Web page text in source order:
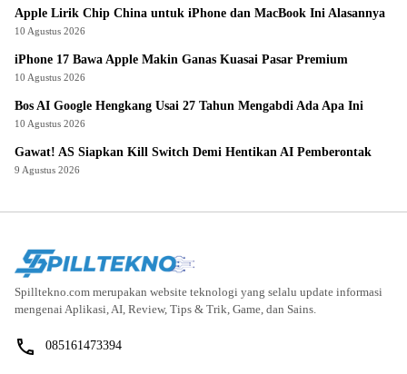
Apple Lirik Chip China untuk iPhone dan MacBook Ini Alasannya
10 Agustus 2026
iPhone 17 Bawa Apple Makin Ganas Kuasai Pasar Premium
10 Agustus 2026
Bos AI Google Hengkang Usai 27 Tahun Mengabdi Ada Apa Ini
10 Agustus 2026
Gawat! AS Siapkan Kill Switch Demi Hentikan AI Pemberontak
9 Agustus 2026
Spilltekno.com merupakan website teknologi yang selalu update informasi
mengenai Aplikasi, AI, Review, Tips & Trik, Game, dan Sains.
085161473394